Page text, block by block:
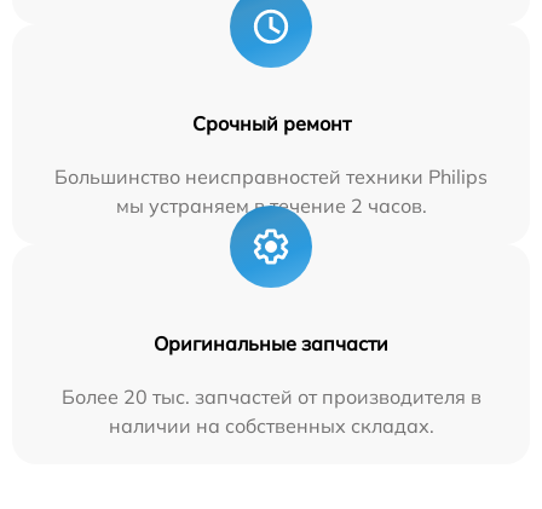
Срочный ремонт
Большинство неисправностей техники Philips
мы устраняем в течение 2 часов.
Оригинальные запчасти
Более 20 тыс. запчастей от производителя в
наличии на собственных складах.